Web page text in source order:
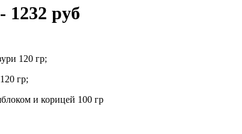
руб
120 гр;
гр;
и корицей 100 гр